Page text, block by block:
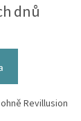
dnů
Revillusion